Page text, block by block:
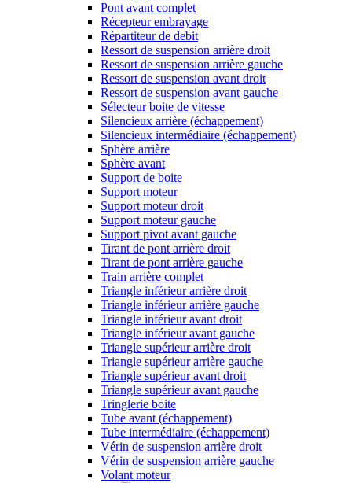
Pont avant complet
Récepteur embrayage
Répartiteur de debit
Ressort de suspension arrière droit
Ressort de suspension arrière gauche
Ressort de suspension avant droit
Ressort de suspension avant gauche
Sélecteur boite de vitesse
Silencieux arrière (échappement)
Silencieux intermédiaire (échappement)
Sphère arrière
Sphère avant
Support de boite
Support moteur
Support moteur droit
Support moteur gauche
Support pivot avant gauche
Tirant de pont arrière droit
Tirant de pont arrière gauche
Train arrière complet
Triangle inférieur arrière droit
Triangle inférieur arrière gauche
Triangle inférieur avant droit
Triangle inférieur avant gauche
Triangle supérieur arrière droit
Triangle supérieur arrière gauche
Triangle supérieur avant droit
Triangle supérieur avant gauche
Tringlerie boite
Tube avant (échappement)
Tube intermédiaire (échappement)
Vérin de suspension arrière droit
Vérin de suspension arrière gauche
Volant moteur